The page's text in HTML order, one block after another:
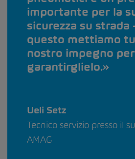
importante per la
sicurezza su strada
questo mettiamo
nostro impegno per
garantirglielo.
Ueli Setz
Tecnico servizio presso il
AMAG